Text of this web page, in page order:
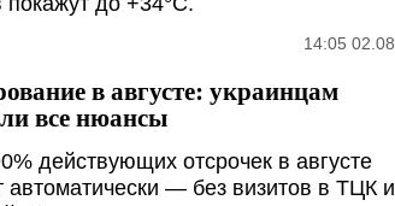
14:05 02.08
в августе: украинцам
все нюансы
действующих отсрочек в августе
автоматически — без визитов в ТЦК и